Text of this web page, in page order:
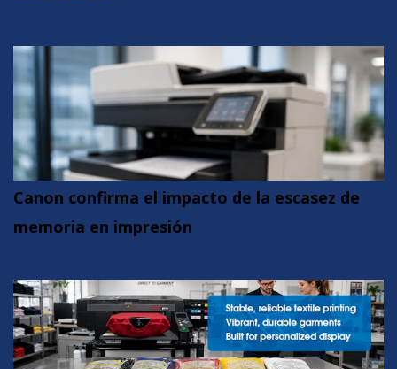
Canon confirma el impacto de la escasez de
memoria en impresión